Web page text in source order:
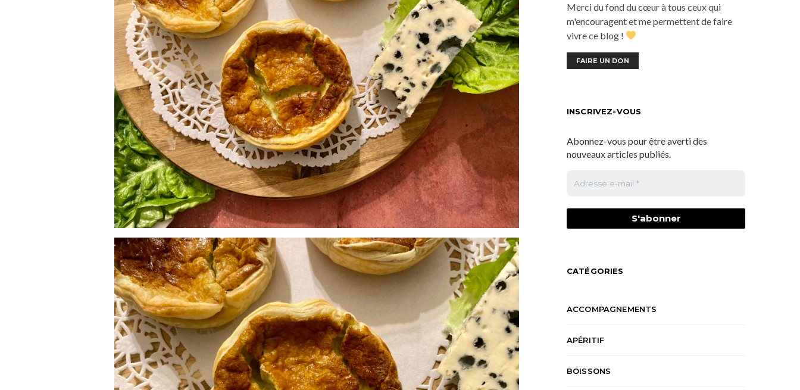
Merci du fond du cœur à tous ceux qui
m'encouragent et me permettent de faire
vivre ce blog !
FAIRE UN DON
INSCRIVEZ-VOUS
Abonnez-vous pour être averti des
nouveaux articles publiés.
CATÉGORIES
ACCOMPAGNEMENTS
APÉRITIF
BOISSONS